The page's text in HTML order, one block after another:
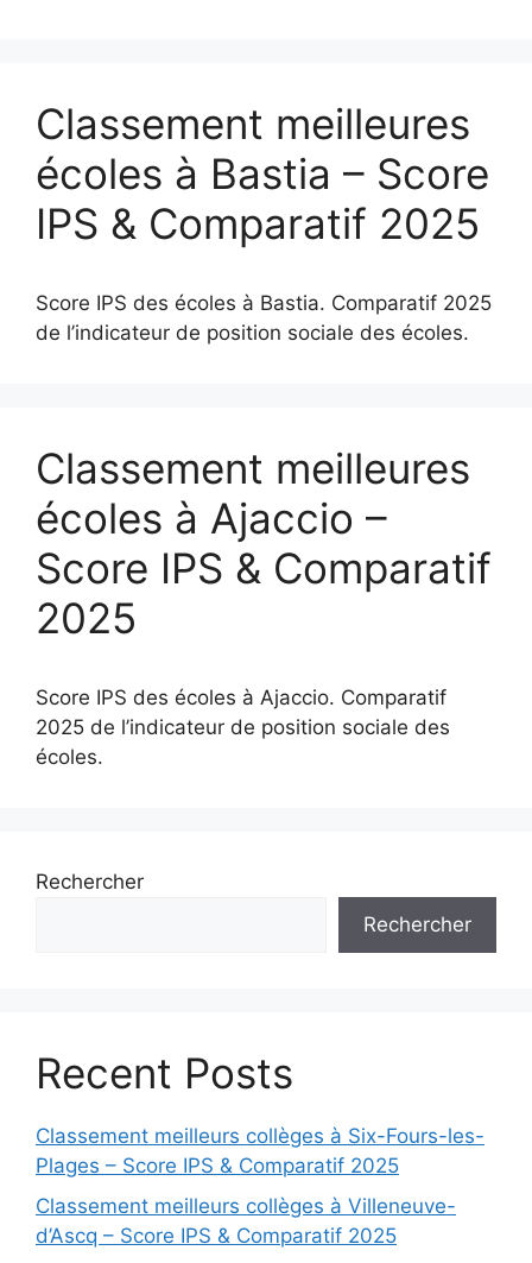
Classement meilleures
écoles à Bastia – Score
IPS & Comparatif 2025
Score IPS des écoles à Bastia. Comparatif 2025
de l’indicateur de position sociale des écoles.
Classement meilleures
écoles à Ajaccio –
Score IPS & Comparatif
2025
Score IPS des écoles à Ajaccio. Comparatif
2025 de l’indicateur de position sociale des
écoles.
Rechercher
Rechercher
Recent Posts
Classement meilleurs collèges à Six-Fours-les-
Plages – Score IPS & Comparatif 2025
Classement meilleurs collèges à Villeneuve-
d’Ascq – Score IPS & Comparatif 2025